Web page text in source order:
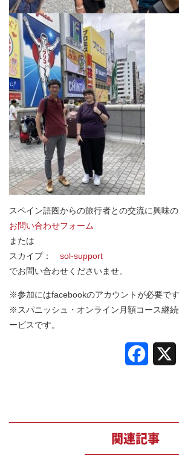
スペイン語圏からの旅行者との交流に興味の
お問い合わせフォーム
または
スカイプ： sol-support
でお問い合わせくださいませ。
※参加にはfacebookのアカウントが必要です
※スパニッシュ・オンライン月額コース継
ービスです。
関連記事